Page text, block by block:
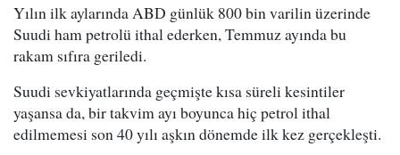
Yılın ilk aylarında ABD günlük 800 bin varilin üzerinde
Suudi ham petrolü ithal ederken, Temmuz ayında bu
rakam sıfıra geriledi.
Suudi sevkiyatlarında geçmişte kısa süreli kesintiler
yaşansa da, bir takvim ayı boyunca hiç petrol ithal
edilmemesi son 40 yılı aşkın dönemde ilk kez gerçekleşti.